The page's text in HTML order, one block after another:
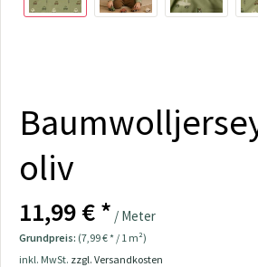
oliv
11,99 € * / Meter
Grundpreis: (7,99 € * / 1 m²)
inkl. MwSt. zzgl. Versandkosten